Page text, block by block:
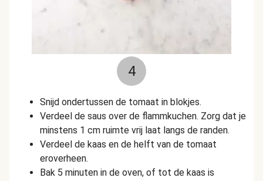
4
Snijd ondertussen de tomaat in blokjes.
Verdeel de saus over de flammkuchen. Zorg dat je
minstens 1 cm ruimte vrij laat langs de randen.
Verdeel de kaas en de helft van de tomaat
eroverheen.
Bak 5 minuten in de oven, of tot de kaas is